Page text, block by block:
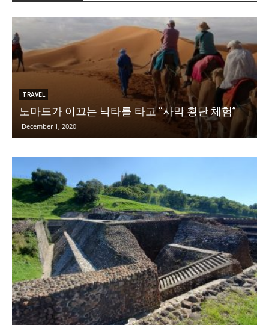
TRAVEL
노마드가 이끄는 낙타를 타고 “사막 횡단 체험”
December 1, 2020